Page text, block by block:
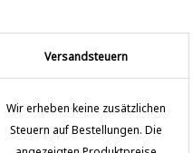
Versandsteuern
Wir erheben keine zusätzlichen
Steuern auf Bestellungen. Die